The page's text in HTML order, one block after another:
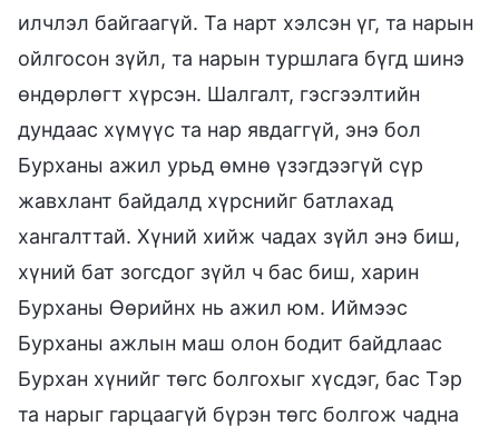
илчлэл байгаагүй. Та нарт хэлсэн үг, та нарын
ойлгосон зүйл, та нарын туршлага бүгд шинэ
өндөрлөгт хүрсэн. Шалгалт, гэсгээлтийн
дундаас хүмүүс та нар явдаггүй, энэ бол
Бурханы ажил урьд өмнө үзэгдээгүй сүр
жавхлант байдалд хүрснийг батлахад
хангалттай. Хүний хийж чадах зүйл энэ биш,
хүний бат зогсдог зүйл ч бас биш, харин
Бурханы Өөрийнх нь ажил юм. Иймээс
Бурханы ажлын маш олон бодит байдлаас
Бурхан хүнийг төгс болгохыг хүсдэг, бас Тэр
та нарыг гарцаагүй бүрэн төгс болгож чадна